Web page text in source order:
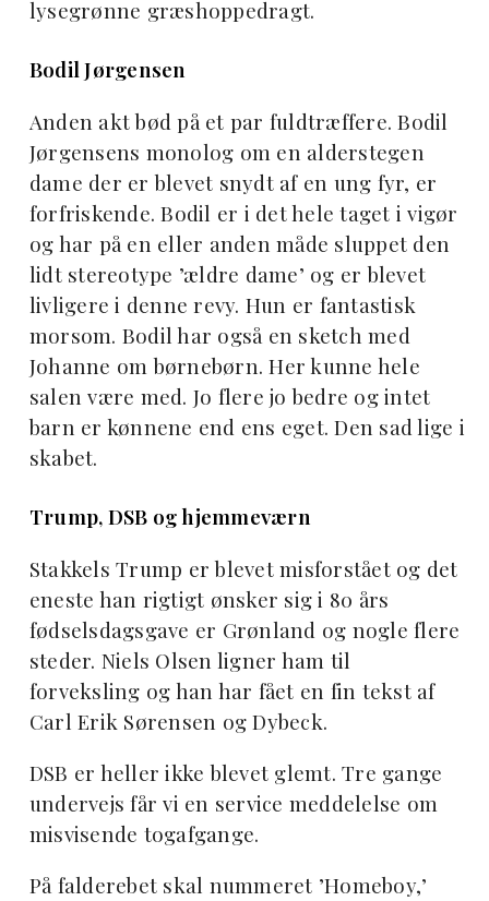
lysegrønne græshoppedragt.
Bodil Jørgensen
Anden akt bød på et par fuldtræffere. Bodil
Jørgensens monolog om en alderstegen
dame der er blevet snydt af en ung fyr, er
forfriskende. Bodil er i det hele taget i vigør
og har på en eller anden måde sluppet den
lidt stereotype ’ældre dame’ og er blevet
livligere i denne revy. Hun er fantastisk
morsom. Bodil har også en sketch med
Johanne om børnebørn. Her kunne hele
salen være med. Jo flere jo bedre og intet
barn er kønnene end ens eget. Den sad lige i
skabet.
Trump, DSB og hjemmeværn
Stakkels Trump er blevet misforstået og det
eneste han rigtigt ønsker sig i 80 års
fødselsdagsgave er Grønland og nogle flere
steder. Niels Olsen ligner ham til
forveksling og han har fået en fin tekst af
Carl Erik Sørensen og Dybeck.
DSB er heller ikke blevet glemt. Tre gange
undervejs får vi en service meddelelse om
misvisende togafgange.
På falderebet skal nummeret ’Homeboy,’